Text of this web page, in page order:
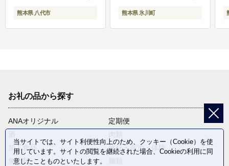
熊本県 八代市 熊本県 氷川町
お礼の品から探す
ANAオリジナル
定期便
加工食品
旅行・宿泊・体験
魚介類
当サイトでは、サイト利便性向上のため、クッキー（Cookie）を使
用しています。サイトの閲覧を継続された場合、Cookieの利用に同
意したことものといたします。